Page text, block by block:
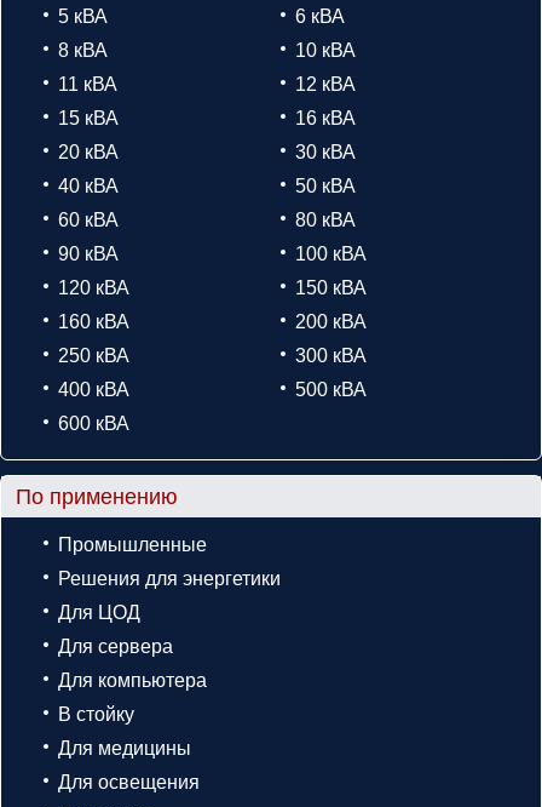
5 кВА
6 кВА
8 кВА
10 кВА
11 кВА
12 кВА
15 кВА
16 кВА
20 кВА
30 кВА
40 кВА
50 кВА
60 кВА
80 кВА
90 кВА
100 кВА
120 кВА
150 кВА
160 кВА
200 кВА
250 кВА
300 кВА
400 кВА
500 кВА
600 кВА
По применению
Промышленные
Решения для энергетики
Для ЦОД
Для сервера
Для компьютера
В стойку
Для медицины
Для освещения